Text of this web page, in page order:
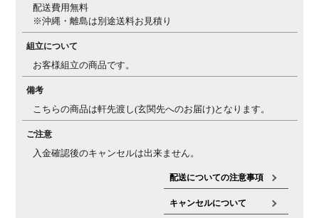
配送費用無料
※沖縄・離島は別途送料お見積り
組立について
お客様組立の商品です。
備考
こちらの商品は軒先渡し(玄関先へのお届け)となります。
ご注意
入金確認後のキャンセルは出来ません。
配送についての注意事項
キャンセルについて